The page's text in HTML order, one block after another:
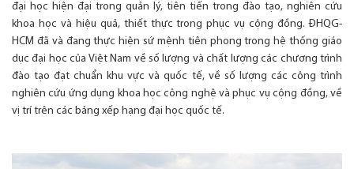
đại học hiện đại trong quản lý, tiên tiến trong đào tạo, nghiên cứu
khoa học và hiệu quả, thiết thực trong phục vụ cộng đồng. ĐHQG-
HCM đã và đang thực hiện sứ mệnh tiên phong trong hệ thống giáo
dục đại học của Việt Nam về số lượng và chất lượng các chương trình
đào tạo đạt chuẩn khu vực và quốc tế, về số lượng các công trình
nghiên cứu ứng dụng khoa học công nghệ và phục vụ cộng đồng, về
vị trí trên các bảng xếp hạng đại học quốc tế.